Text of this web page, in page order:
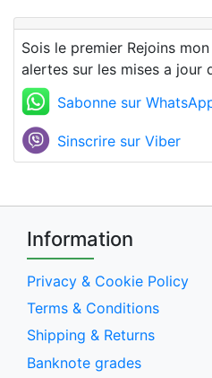
Sois le premier Rejoins
alertes sur les mises a jour
Sabonne sur
Sinscrire sur Viber
Information
Privacy & Cookie Policy
Terms & Conditions
Shipping & Returns
Banknote grades